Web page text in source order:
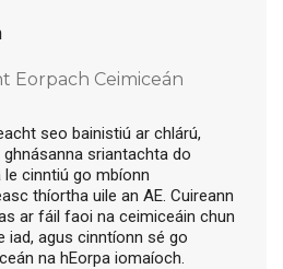
Eorpach Ceimiceán
seo bainistiú ar chlárú,
sriantachta do
cinntiú go mbíonn
thíortha uile an AE. Cuireann
ar fáil faoi na ceimiceáin chun
iad, agus cinntíonn sé go
na hEorpa iomaíoch.